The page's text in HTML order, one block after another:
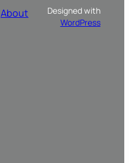
About
Designed with
WordPress